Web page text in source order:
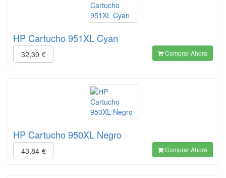
HP Cartucho 951XL Cyan
32,30 € Comprar Ahora
HP Cartucho 950XL Negro
43,84 € Comprar Ahora